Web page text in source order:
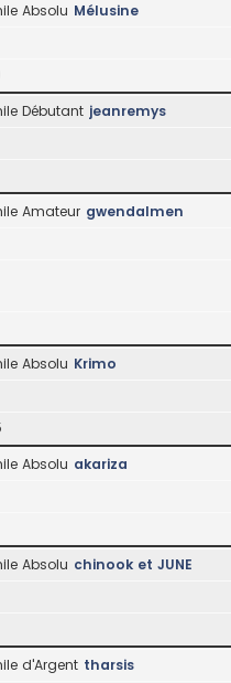
Absolu Mélusine
Débutant jeanremys
Amateur gwendalmen
Absolu Krimo
Absolu akariza
Absolu chinook et JUNE
d'Argent tharsis